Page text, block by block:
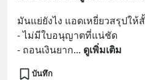
มันแย่ยังไง แอดเหยี่ยวสรุปให้
- ไม่มีใบอนุญาตที่แน่ชัด
- ถอนเงินยาก... ดูเพิ่มเติม
บันทึก